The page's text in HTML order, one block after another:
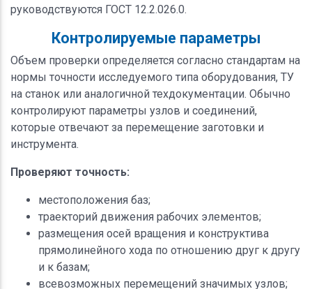
руководствуются ГОСТ 12.2.026.0.
Контролируемые параметры
Объем проверки определяется согласно стандартам на
нормы точности исследуемого типа оборудования, ТУ
на станок или аналогичной техдокументации. Обычно
контролируют параметры узлов и соединений,
которые отвечают за перемещение заготовки и
инструмента.
Проверяют точность:
местоположения баз;
траекторий движения рабочих элементов;
размещения осей вращения и конструктива
прямолинейного хода по отношению друг к другу
и к базам;
всевозможных перемещений значимых узлов;